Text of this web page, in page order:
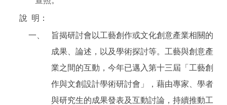
說 明：
一、
旨揭研討會以工藝創作或文化創意產業相關的
成果、論述，以及學術探討等。工藝與創意產
業之間的互動，今年已邁入第十三屆「工藝創
作與文創設計學術研討會」，藉由專家、學者
與研究生的成果發表及互動討論，持續推動工